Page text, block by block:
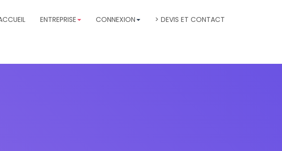
ENTREPRISE CONNEXION > DEVIS ET CONTACT